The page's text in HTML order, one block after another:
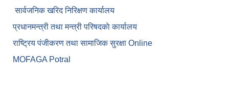
सार्वजनिक खरिद निरिक्षण कार्यालय
प्रधानमन्त्री तथा मन्त्री परिषदकाे कार्यालय
राष्ट्रिय पंजीकरण तथा सामाजिक सुरक्षा Online
MOFAGA Potral